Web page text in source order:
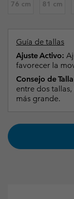
76 cm 81 cm
Guía de tallas
Ajuste Activo:
favorecer la
Consejo de
entre dos
más grande.